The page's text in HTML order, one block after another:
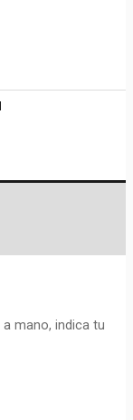
a mano, indica tu